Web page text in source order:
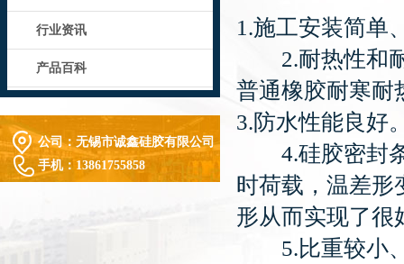
行业资讯
产品百科
公司： 无锡市诚鑫硅胶有限公司
手机： 13861755858
1.施工安装简单
2.耐热性和耐
普通橡胶耐寒耐
3.防水性能良好
4.硅胶密封条
时荷载，温差
形从而实现了很
5.比重较小、